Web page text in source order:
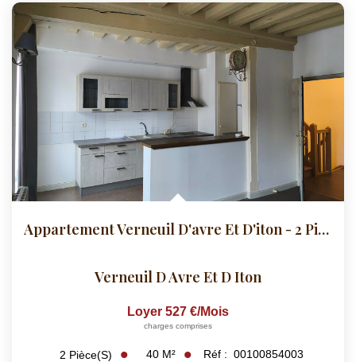
Appartement Verneuil D'avre Et D'iton - 2 Pièce(s) - 39.54...
Verneuil D Avre Et D Iton
Loyer 527 €/mois
charges comprises
2 Pièce(s) 40 M² Réf : 00100854003